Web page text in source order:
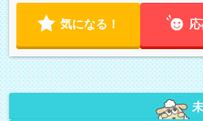
気になる！